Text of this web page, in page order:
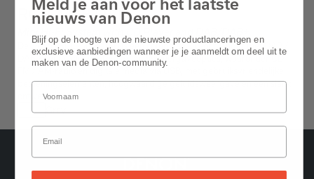
RCD-M38 DAB
De Denon RCD-M38 DAB is een compacte CD-ontvanger met DAB /
DAB +-tuner, met veelzijdige audioweergaveopties, waaronder CD,
FM / AM-radio en digitale media via USB, met gebruiksvriendelijke
bedieningselementen, hoogwaardige geluidsweergave en een slank
ontwerp.
Grey
nieuws van Denon
Blijf op de hoogte van de nieuwste productlanceringen en
exclusieve aanbiedingen wanneer je je aanmeldt om deel uit te
maken van de Denon-community.